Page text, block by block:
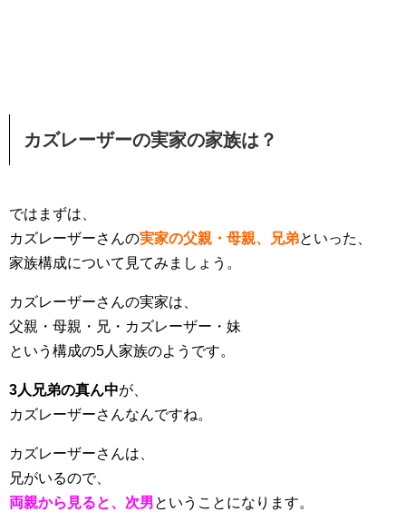
カズレーザーの実家の家族は？
ではまずは、
カズレーザーさんの実家の父親・母親、兄弟といった、
家族構成について見てみましょう。
カズレーザーさんの実家は、
父親・母親・兄・カズレーザー・妹
という構成の5人家族のようです。
3人兄弟の真ん中が、
カズレーザーさんなんですね。
カズレーザーさんは、
兄がいるので、
両親から見ると、次男ということになります。